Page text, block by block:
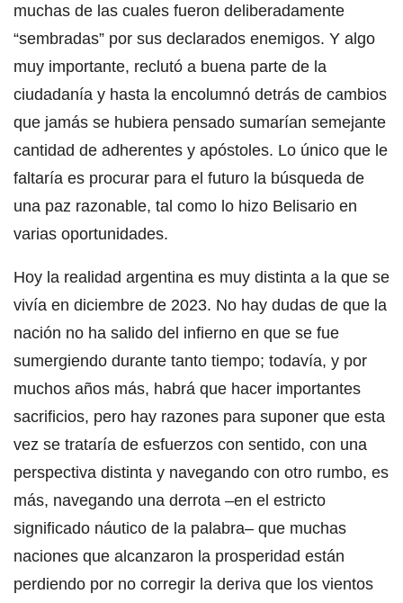
muchas de las cuales fueron deliberadamente
“sembradas” por sus declarados enemigos. Y algo
muy importante, reclutó a buena parte de la
ciudadanía y hasta la encolumnó detrás de cambios
que jamás se hubiera pensado sumarían semejante
cantidad de adherentes y apóstoles. Lo único que le
faltaría es procurar para el futuro la búsqueda de
una paz razonable, tal como lo hizo Belisario en
varias oportunidades.
Hoy la realidad argentina es muy distinta a la que se
vivía en diciembre de 2023. No hay dudas de que la
nación no ha salido del infierno en que se fue
sumergiendo durante tanto tiempo; todavía, y por
muchos años más, habrá que hacer importantes
sacrificios, pero hay razones para suponer que esta
vez se trataría de esfuerzos con sentido, con una
perspectiva distinta y navegando con otro rumbo, es
más, navegando una derrota –en el estricto
significado náutico de la palabra– que muchas
naciones que alcanzaron la prosperidad están
perdiendo por no corregir la deriva que los vientos